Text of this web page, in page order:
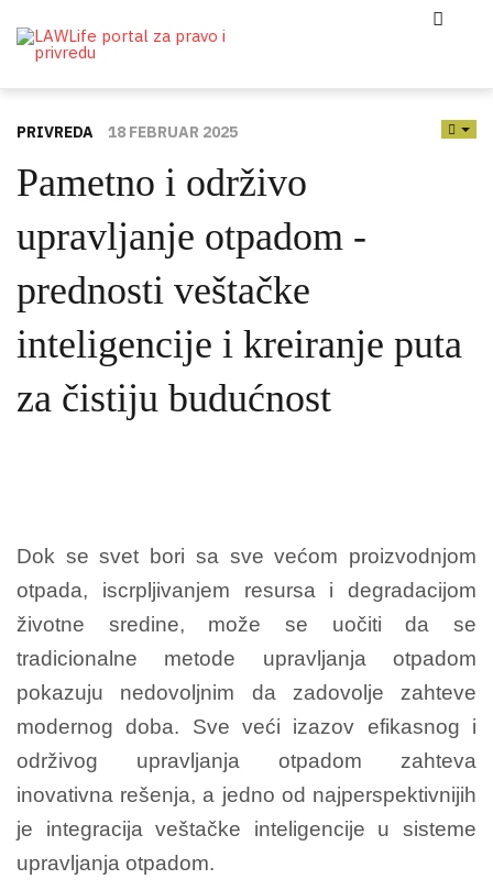
PRIVREDA 18 FEBRUAR 2025
Pametno i održivo
upravljanje otpadom -
prednosti veštačke
inteligencije i kreiranje puta
za čistiju budućnost
Dok se svet bori sa sve većom proizvodnjom
otpada, iscrpljivanjem resursa i degradacijom
životne sredine, može se uočiti da se
tradicionalne metode upravljanja otpadom
pokazuju nedovoljnim da zadovolje zahteve
modernog doba. Sve veći izazov efikasnog i
održivog upravljanja otpadom zahteva
inovativna rešenja, a jedno od najperspektivnijih
je integracija veštačke inteligencije u sisteme
upravljanja otpadom.